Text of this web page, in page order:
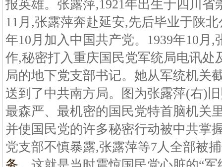
报英雄。张露萍,1921年出生于四川省
11月,张露萍奔赴延安,先后毕业于陕
年10月加入中国共产党。1939年10月
作,秘密打入重庆国民党军统局电讯处
局的地下党支部书记。她从军统机关
送到了中共南方局。图为张露萍(右)
最森严、最机密的国民党特首脑机关
并使国民党的许多秘密行动被中共掌
党支部不慎暴露,张露萍等7人全部被捕